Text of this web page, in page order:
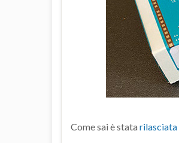
Come sai è stata rilasciata